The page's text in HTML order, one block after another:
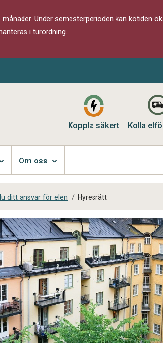
Under semesterperioden kan kötiden
i turordning.
Koppla säkert Kolla
Om oss
ditt ansvar för elen / Hyresrätt